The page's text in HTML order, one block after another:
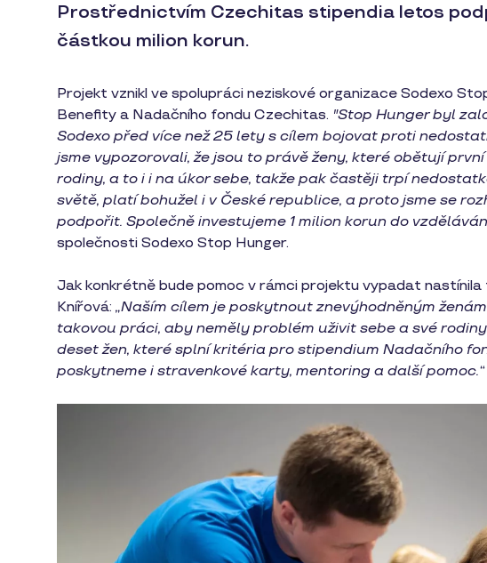
Prostřednictvím Czechitas stipendia letos
částkou milion korun.
Projekt vznikl ve spolupráci neziskové organizace Sodexo
Benefity a Nadačního fondu Czechitas. "Stop Hunger byl
Sodexo před více než 25 lety s cílem bojovat proti
jsme vypozorovali, že jsou to právě ženy, které obětují
rodiny, a to i i na úkor sebe, takže pak častěji trpí
světě, platí bohužel i v České republice, a proto jsme se
podpořit. Společně investujeme 1 milion korun do
společnosti Sodexo Stop Hunger.
Jak konkrétně bude pomoc v rámci projektu vypadat
Knířová: „Naším cílem je poskytnout znevýhodněným
takovou práci, aby neměly problém uživit sebe a své
deset žen, které splní kritéria pro stipendium Nadačního
poskytneme i stravenkové karty, mentoring a další pomoc.“